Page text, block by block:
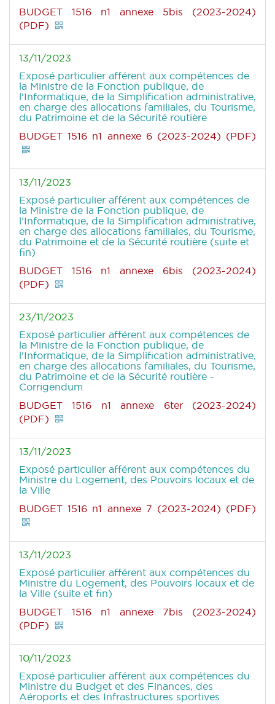
BUDGET 1516 n1 annexe 5bis (2023-2024)
(PDF)
13/11/2023
Exposé particulier afférent aux compétences de
la Ministre de la Fonction publique, de
l’Informatique, de la Simplification administrative,
en charge des allocations familiales, du Tourisme,
du Patrimoine et de la Sécurité routière
BUDGET 1516 n1 annexe 6 (2023-2024) (PDF)
13/11/2023
Exposé particulier afférent aux compétences de
la Ministre de la Fonction publique, de
l’Informatique, de la Simplification administrative,
en charge des allocations familiales, du Tourisme,
du Patrimoine et de la Sécurité routière (suite et
fin)
BUDGET 1516 n1 annexe 6bis (2023-2024)
(PDF)
23/11/2023
Exposé particulier afférent aux compétences de
la Ministre de la Fonction publique, de
l’Informatique, de la Simplification administrative,
en charge des allocations familiales, du Tourisme,
du Patrimoine et de la Sécurité routière -
Corrigendum
BUDGET 1516 n1 annexe 6ter (2023-2024)
(PDF)
13/11/2023
Exposé particulier afférent aux compétences du
Ministre du Logement, des Pouvoirs locaux et de
la Ville
BUDGET 1516 n1 annexe 7 (2023-2024) (PDF)
13/11/2023
Exposé particulier afférent aux compétences du
Ministre du Logement, des Pouvoirs locaux et de
la Ville (suite et fin)
BUDGET 1516 n1 annexe 7bis (2023-2024)
(PDF)
10/11/2023
Exposé particulier afférent aux compétences du
Ministre du Budget et des Finances, des
Aéroports et des Infrastructures sportives